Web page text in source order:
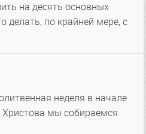
на десять основных
делать, по крайней мере, с
неделя в начале
Христова мы собираемся